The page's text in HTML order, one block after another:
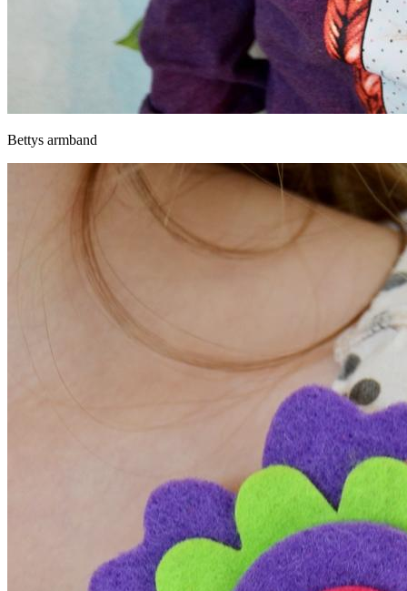
Bettys armband